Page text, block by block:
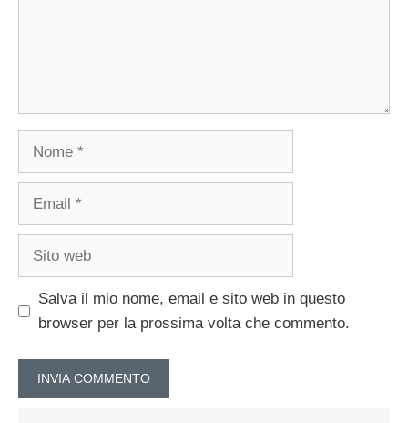
Nome
Email
Sito
Salva il mio nome, email e sito web in questo
browser per la prossima volta che commento.